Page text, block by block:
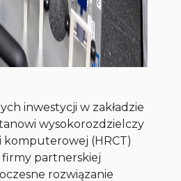
inwestycji w zakładzie
wysokorozdzielczy
komputerowej (HRCT)
firmy partnerskiej
rozwiązanie